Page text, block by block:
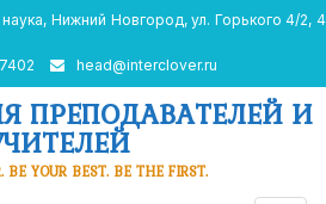
Нижний Новгород, ул. Горького 4/2, 4
head@interclover.ru
ПРЕПОДАВАТЕЛЕЙ И
BE YOUR BEST. BE THE FIRST.